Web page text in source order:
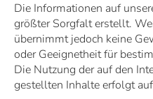
Die Informationen auf
größter Sorgfalt erstellt.
übernimmt jedoch keine
oder Geeignetheit für
Die Nutzung der auf den
gestellten Inhalte erfolgt